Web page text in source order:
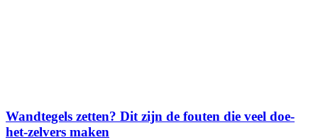
Wandtegels zetten? Dit zijn de fouten die veel doe-
het-zelvers maken